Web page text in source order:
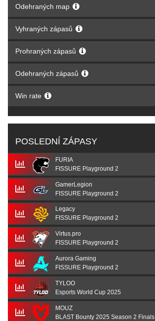
Odehraných map
Vyhraných zápasů
Prohraných zápasů
Odehraných zápasů
Win rate
POSLEDNÍ ZÁPASY
FURIA
FISSURE Playground 2
GamerLegion
FISSURE Playground 2
Legacy
FISSURE Playground 2
Virtus.pro
FISSURE Playground 2
Aurora Gaming
FISSURE Playground 2
TYLOO
Esports World Cup 2025
MOUZ
BLAST Bounty 2025 Season 2 Finals